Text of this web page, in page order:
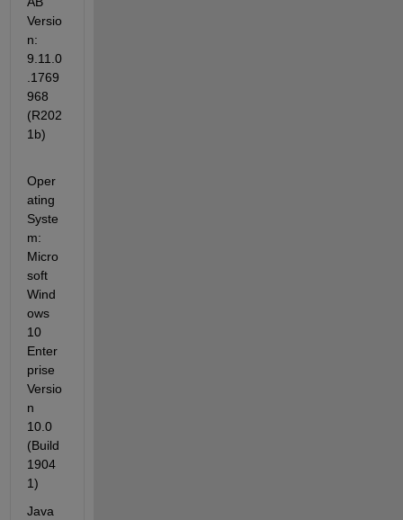
Versio
n:
9.11.0
.1769
968
(R202
1b)
Oper
ating
Syste
m:
Micro
soft
Wind
ows
10
Enter
prise
Versio
n
10.0
(Build
1904
1)
Java